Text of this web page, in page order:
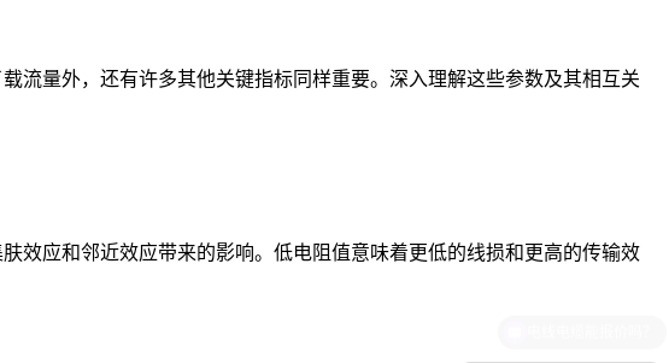
流量外，还有许多其他关键指标同样重要。深入理解这些参数及其相互关
效应和邻近效应带来的影响。低电阻值意味着更低的线损和更高的传输效